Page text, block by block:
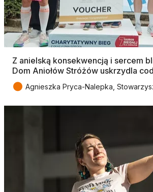
Z anielską konsekwencją i sercem
Dom Aniołów Stróżów uskrzydla
● Agnieszka Pryca-Nalepka,